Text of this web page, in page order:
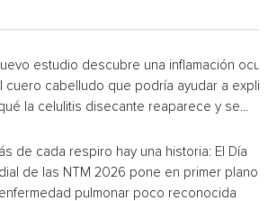
estudio descubre una inflamación
cuero cabelludo que podría ayudar a
la celulitis disecante reaparece y se...
de cada respiro hay una historia: El Día
de las NTM 2026 pone en primer plano
pulmonar poco reconocida